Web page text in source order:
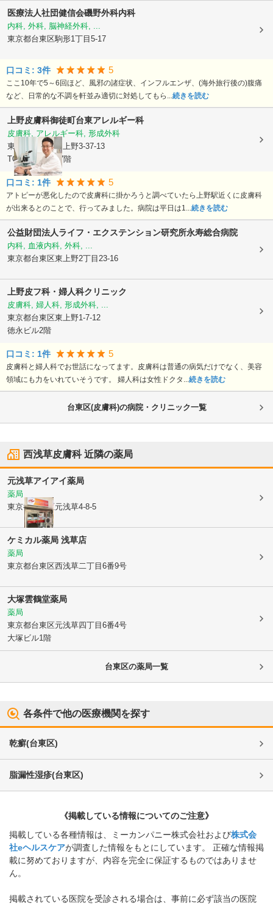
医療法人社団健信会磯野外科内科
内科, 外科, 脳神経外科, ...
東京都台東区駒形1丁目5-17
口コミ: 3件 5
ここ10年で5～6回ほど、風邪の諸症状、インフルエンザ、(海外旅行後の)腹痛
など、日常的な不調を軒並み適切に対処してもら...続きを読む
上野皮膚科御徒町台東アレルギー科
皮膚科, アレルギー科, 形成外科
東京都台東区 東上野3-37-13
TOM ビル光優7階
口コミ: 1件 5
アトピーが悪化したので皮膚科に掛かろうと調べていたら上野駅近くに皮膚科
が出来るとのことで、行ってみました。病院は平日は1...続きを読む
公益財団法人ライフ・エクステンション研究所永寿総合病院
内科, 血液内科, 外科, ...
東京都台東区東上野2丁目23-16
上野皮フ科・婦人科クリニック
皮膚科, 婦人科, 形成外科, ...
東京都台東区東上野1-7-12
徳永ビル2階
口コミ: 1件 5
皮膚科と婦人科でお世話になってます。皮膚科は普通の病気だけでなく、美容
領域にも力をいれていそうです。 婦人科は女性ドクタ...続きを読む
台東区(皮膚科)の病院・クリニック一覧
西浅草皮膚科近隣の薬局
元浅草アイアイ薬局
薬局
東京都台東区元浅草4-8-5
ケミカル薬局 浅草店
薬局
東京都台東区西浅草二丁目6番9号
大塚雲鶴堂薬局
薬局
東京都台東区元浅草四丁目6番4号
大塚ビル1階
台東区の薬局一覧
各条件で他の医療機関を探す
乾癬(台東区)
脂漏性湿疹(台東区)
《掲載している情報についてのご注意》
掲載している各種情報は、ミーカンパニー株式会社および株式会
社eヘルスケアが調査した情報をもとにしています。 正確な情報掲
載に努めておりますが、内容を完全に保証するものではありませ
ん。
掲載されている医院を受診される場合は、事前に必ず該当の医院